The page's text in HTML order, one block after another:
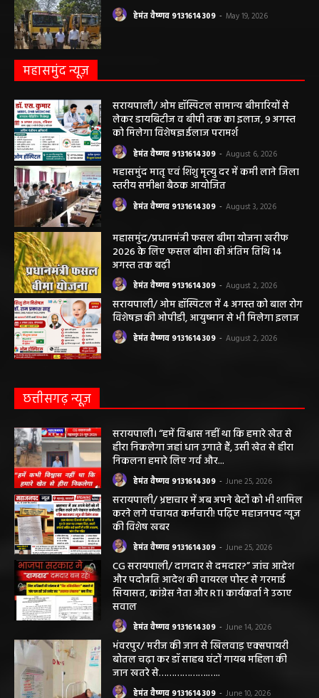
अवैध रेत और ईंट परिवहन के मामले में 6 वाहन जब्त
महासमुंद न्यूज़
सरायपाली/ ओम हॉस्पिटल सामान्य बीमारियों से
लेकर डायबिटीज व बीपी तक का इलाज, 9 अगस्त
को मिलेगा विशेषज्ञ ईलाज परामर्श
हेमंत वैष्णव 9131614309 - August 6, 2026
महासमुंद मातृ एवं शिशु मृत्यु दर में कमी लाने जिला
स्तरीय समीक्षा बैठक आयोजित
हेमंत वैष्णव 9131614309 - August 3, 2026
महासमुंद/प्रधानमंत्री फसल बीमा योजना खरीफ
2026 के लिए फसल बीमा की अंतिम तिथि 14
अगस्त तक बढ़ी
हेमंत वैष्णव 9131614309 August 2, 2026
सरायपाली/ ओम हॉस्पिटल में 4 अगस्त को बाल रोग
विशेषज्ञ की ओपीडी, आयुष्मान से भी मिलेगा इलाज
छत्तीसगढ़ न्यूज़
सरायपाली। “हमें विश्वास नहीं था कि हमारे खेत से
हीरा निकलेगा जहां धान उगाते हैं, उसी खेत से हीरा
निकलना हमारे लिए गर्व और...
हेमंत वैष्णव 9131614309 - June 25, 2026
सरायपाली/ भ्रष्टाचार में अब अपने बेटों को भी शामिल
करने लगे पंचायत कर्मचारी! पढ़िए महाजनपद न्यूज
की विशेष खबर
हेमंत वैष्णव 9131614309 - June 25, 2026
CG सरायपाली/ दागदार से दमदार?” जांच आदेश
और पदोन्नति आदेश की वायरल पोस्ट से गरमाई
सियासत, कांग्रेस नेता और RTI कार्यकर्ता ने उठाए
सवाल
हेमंत वैष्णव 9131614309 - June 14, 2026
भंवरपुर/ मरीज की जान से खिलवाड़ एक्सपायरी
बोतल चढ़ा कर डॉ साहब घंटों गायब महिला की